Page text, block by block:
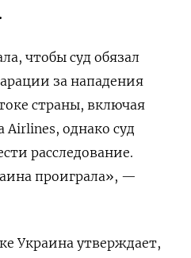
чтобы суд обязал
за нападения
страны, включая
Airlines, однако суд
расследование.
проиграла», —
Украина утверждает,